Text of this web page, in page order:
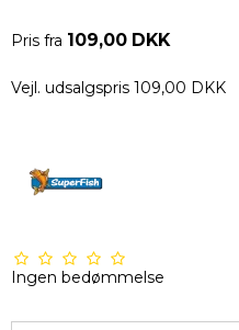
Pris fra 109,00 DKK
Vejl. udsalgspris 109,00 DKK
Ingen bedømmelse